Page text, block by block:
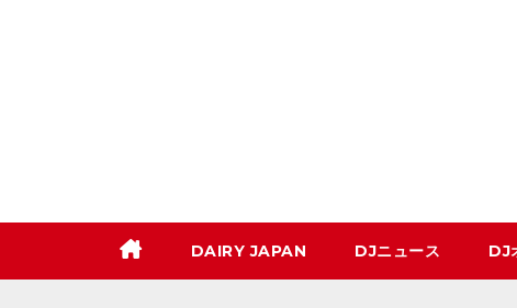
ッ
DAIRY JAPAN DJニュース DJ